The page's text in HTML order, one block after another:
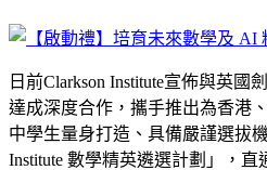
日前Clarkson Institute宣佈與英國
達成深度合作，攜手推出為香港
中學生量身打造、具備嚴謹選拔
Institute 數學精英遴選計劃」，